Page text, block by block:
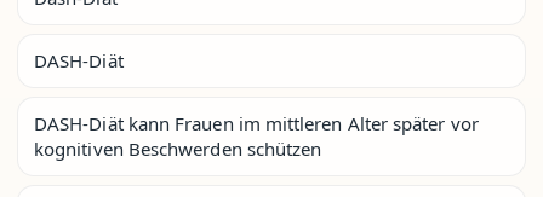
DASH-Diät
DASH-Diät kann Frauen im mittleren Alter später vor
kognitiven Beschwerden schützen